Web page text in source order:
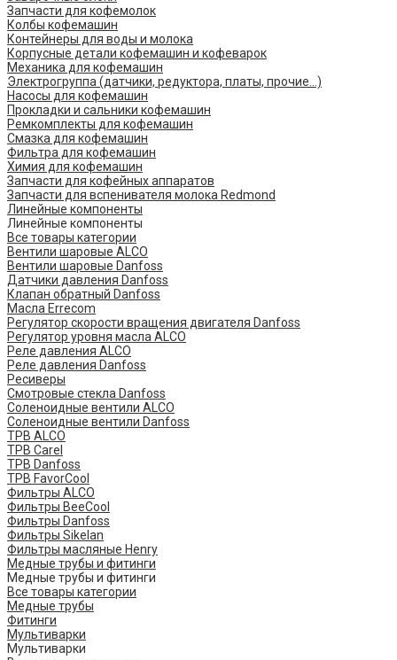
Запчасти для кофемолок
Колбы кофемашин
Контейнеры для воды и молока
Корпусные детали кофемашин и кофеварок
Механика для кофемашин
Электрогруппа (датчики, редуктора, платы, прочие...)
Насосы для кофемашин
Прокладки и сальники кофемашин
Ремкомплекты для кофемашин
Смазка для кофемашин
Фильтра для кофемашин
Химия для кофемашин
Запчасти для кофейных аппаратов
Запчасти для вспенивателя молока Redmond
Линейные компоненты
Линейные компоненты
Все товары категории
Вентили шаровые ALCO
Вентили шаровые Danfoss
Датчики давления Danfoss
Клапан обратный Danfoss
Масла Errecom
Регулятор скорости вращения двигателя Danfoss
Регулятор уровня масла ALCO
Реле давления ALCO
Реле давления Danfoss
Ресиверы
Смотровые стекла Danfoss
Соленоидные вентили ALCO
Соленоидные вентили Danfoss
ТРВ ALCO
ТРВ Carel
ТРВ Danfoss
ТРВ FavorCool
Фильтры ALCO
Фильтры BeeCool
Фильтры Danfoss
Фильтры Sikelan
Фильтры масляные Henry
Медные трубы и фитинги
Медные трубы и фитинги
Все товары категории
Медные трубы
Фитинги
Мультиварки
Мультиварки